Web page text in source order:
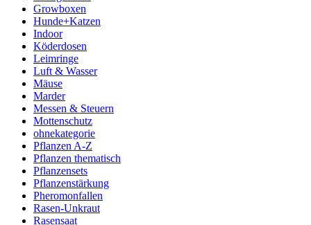
Growboxen
Hunde+Katzen
Indoor
Köderdosen
Leimringe
Luft & Wasser
Mäuse
Marder
Messen & Steuern
Mottenschutz
ohnekategorie
Pflanzen A-Z
Pflanzen thematisch
Pflanzensets
Pflanzenstärkung
Pheromonfallen
Rasen-Unkraut
Rasensaat